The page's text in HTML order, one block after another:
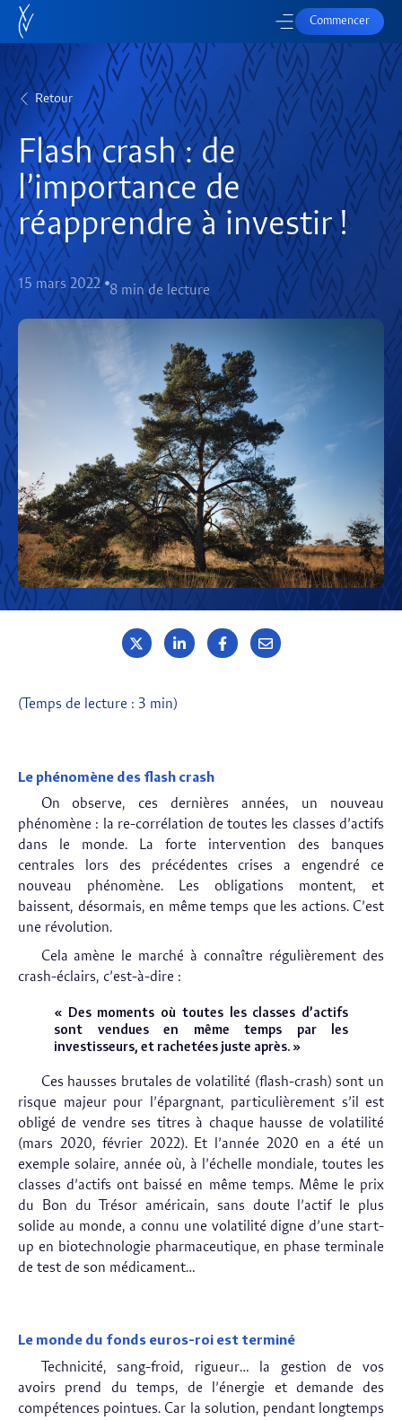
Commencer
Retour
Flash crash : de
l’importance de
réapprendre à investir !
15 mars 2022 8 min de lecture
(Temps de lecture : 3 min)
Le phénomène des flash crash
On observe, ces dernières années, un nouveau
phénomène : la re-corrélation de toutes les classes d’actifs
dans le monde. La forte intervention des banques
centrales lors des précédentes crises a engendré ce
nouveau phénomène. Les obligations montent, et
baissent, désormais, en même temps que les actions. C’est
une révolution.
Cela amène le marché à connaître régulièrement des
crash-éclairs, c’est-à-dire :
« Des moments où toutes les classes d’actifs
sont vendues en même temps par les
investisseurs, et rachetées juste après. »
Ces hausses brutales de volatilité (flash-crash) sont un
risque majeur pour l’épargnant, particulièrement s’il est
obligé de vendre ses titres à chaque hausse de volatilité
(mars 2020, février 2022). Et l’année 2020 en a été un
exemple solaire, année où, à l’échelle mondiale, toutes les
classes d’actifs ont baissé en même temps. Même le prix
du Bon du Trésor américain, sans doute l’actif le plus
solide au monde, a connu une volatilité digne d’une start-
up en biotechnologie pharmaceutique, en phase terminale
de test de son médicament…
Le monde du fonds euros-roi est terminé
Technicité, sang-froid, rigueur… la gestion de vos
avoirs prend du temps, de l’énergie et demande des
compétences pointues. Car la solution, pendant longtemps